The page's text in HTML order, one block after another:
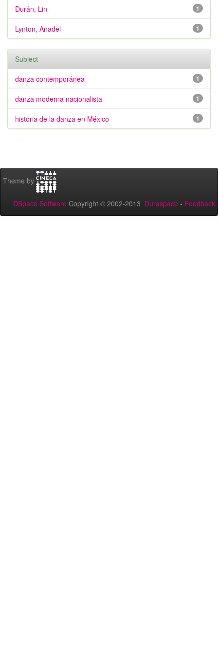
1
Durán, Lin
1
Lynton, Anadel
Subject
1
danza contemporánea
1
danza moderna nacionalista
1
historia de la danza en México
Theme by
DSpace Software Copyright © 2002-2013 Duraspace - Feedback